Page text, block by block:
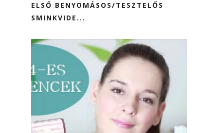
ELSŐ BENYOMÁSOS/TESZTELŐS
SMINKVIDE...